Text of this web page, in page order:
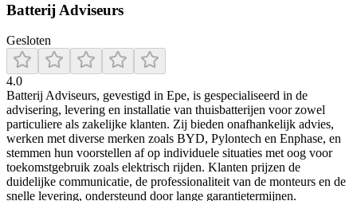
Batterij Adviseurs
Gesloten
4.0
Batterij Adviseurs, gevestigd in Epe, is gespecialiseerd in de
advisering, levering en installatie van thuisbatterijen voor zowel
particuliere als zakelijke klanten. Zij bieden onafhankelijk advies,
werken met diverse merken zoals BYD, Pylontech en Enphase, en
stemmen hun voorstellen af op individuele situaties met oog voor
toekomstgebruik zoals elektrisch rijden. Klanten prijzen de
duidelijke communicatie, de professionaliteit van de monteurs en de
snelle levering, ondersteund door lange garantietermijnen.